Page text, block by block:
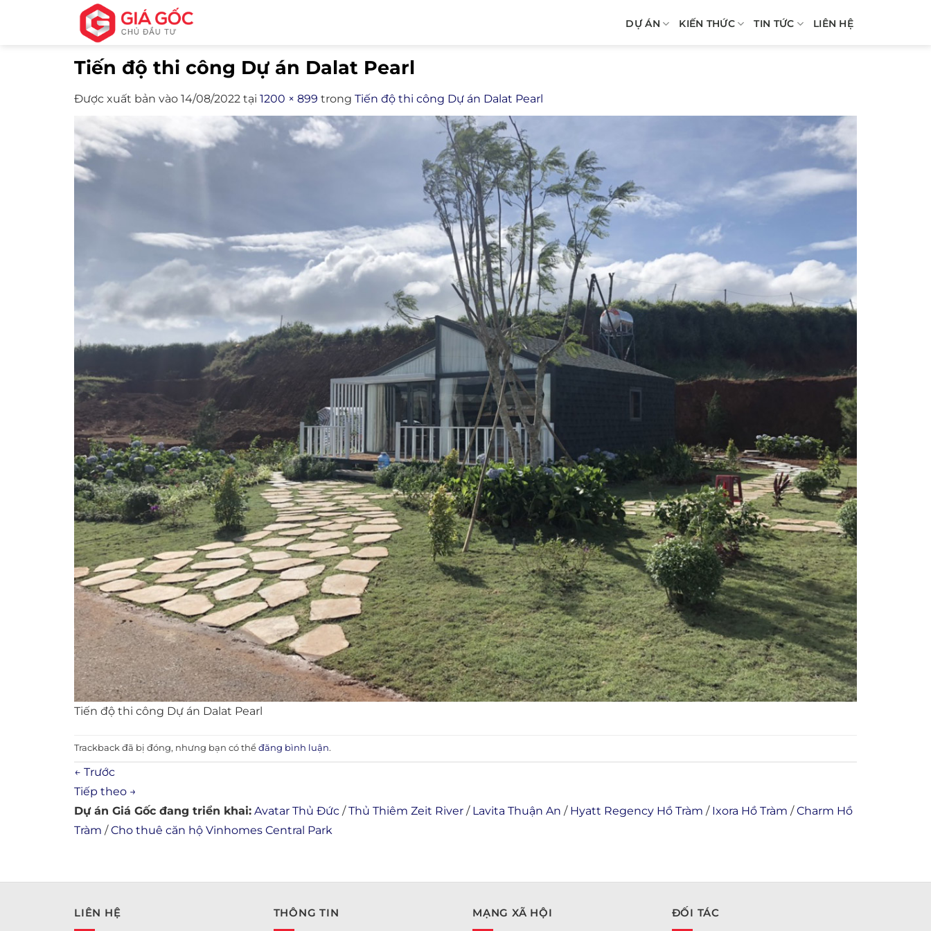
DỰ ÁN KIẾN THỨC TIN TỨC LIÊN HỆ
Tiến độ thi công Dự án Dalat Pearl
Được xuất bản vào 14/08/2022 tại 1200 × 899 trong Tiến độ thi công Dự án Dalat Pearl
Tiến độ thi công Dự án Dalat Pearl
Trackback đã bị đóng, nhưng bạn có thể đăng bình luận.
← Trước
Tiếp theo →
Dự án Giá Gốc đang triển khai: Avatar Thủ Đức /Thủ Thiêm Zeit River / Lavita Thuận An / Hyatt Regency Hồ Tràm / Ixora Hồ Tràm /Charm Hồ
Tràm /Cho thuê căn hộ Vinhomes Central Park
LIÊN HỆ THÔNG TIN MẠNG XÃ HỘI ĐỐI TÁC